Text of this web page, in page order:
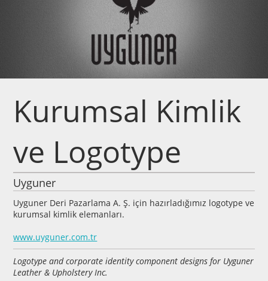
Kurumsal Kimlik
ve Logotype
Uyguner
Uyguner Deri Pazarlama A. Ş. için hazırladığımız logotype ve
kurumsal kimlik elemanları.
www.uyguner.com.tr
Logotype and corporate identity component designs for Uyguner
Leather & Upholstery Inc.